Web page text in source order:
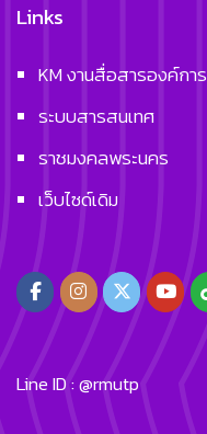
Links
KM งานสื่อสารองค์การ
ระบบสารสนเทศ
ราชมงคลพระนคร
เว็บไซด์เดิม
Line ID : @rmutp